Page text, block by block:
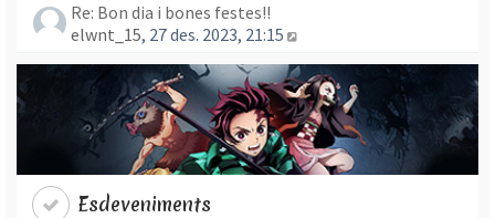
Re: Bon dia i bones festes!!
elwnt_15, 27 des. 2023, 21:15
Esdeveniments